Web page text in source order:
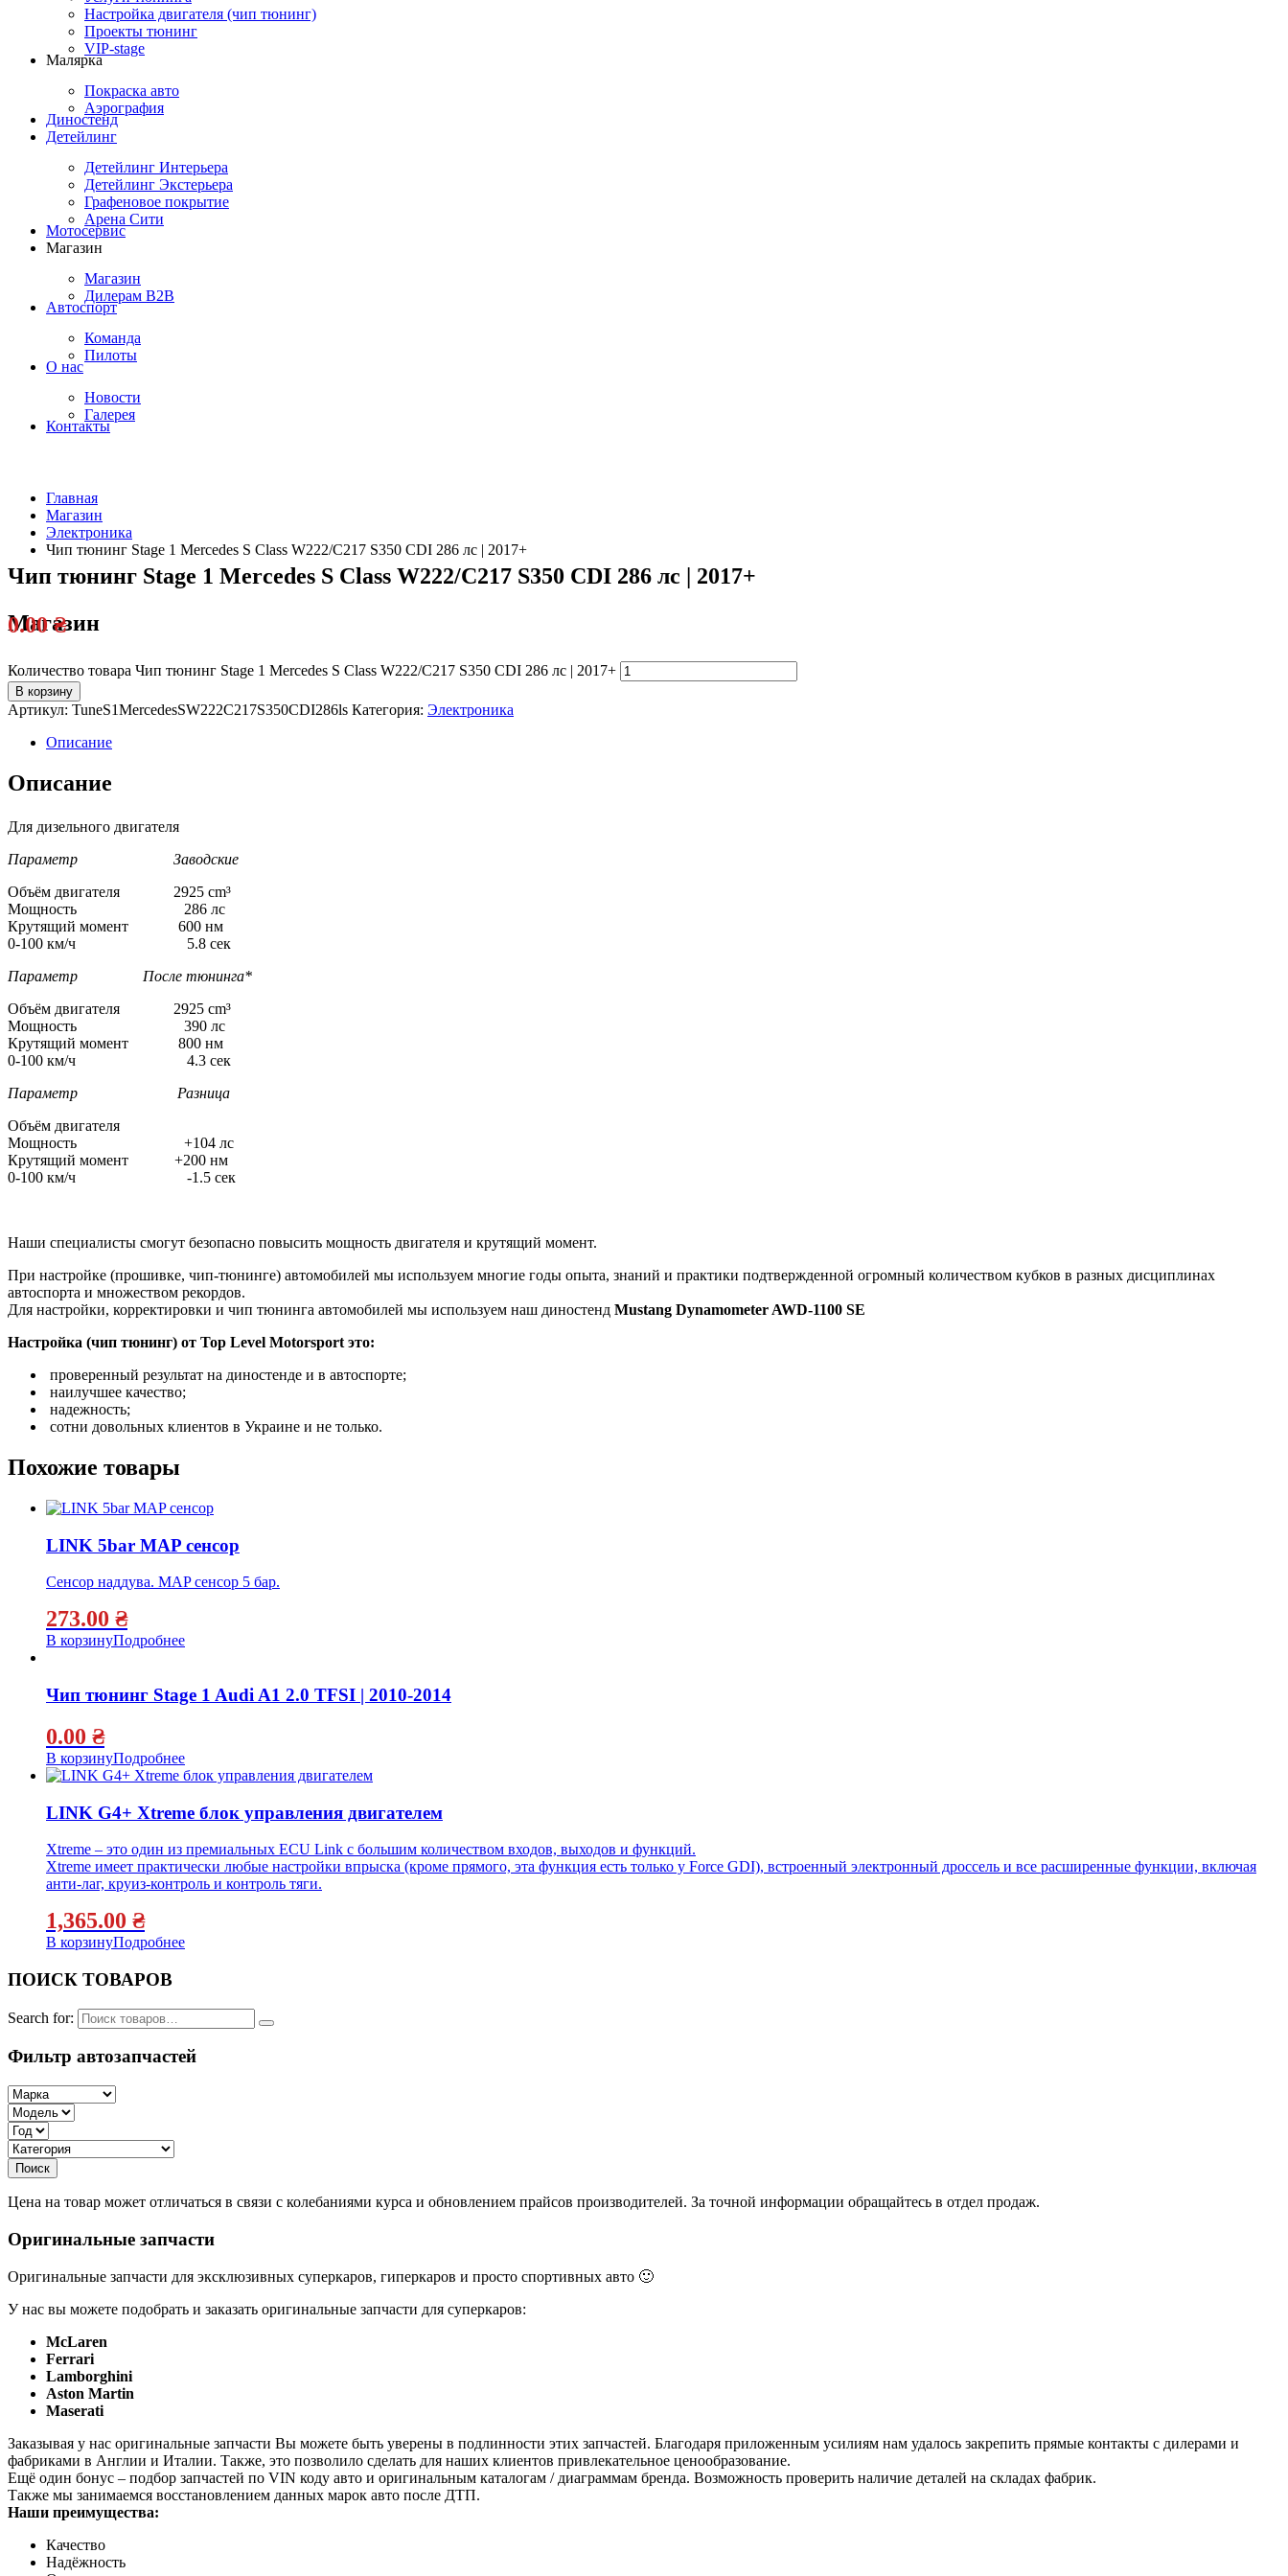
Настройка двигателя (чип тюнинг)
Проекты тюнинг
VIP-stage
Малярка
Покраска авто
Аэрография
Диностенд
Детейлинг
Детейлинг Интерьера
Детейлинг Экстерьера
Графеновое покрытие
Арена Сити
Мотосервис
Магазин
Магазин
Дилерам B2B
Автоспорт
Команда
Пилоты
О нас
Новости
Галерея
Контакты
Главная
Магазин
Электроника
Чип тюнинг Stage 1 Mercedes S Class W222/C217 S350 CDI 286 лс | 2017+
Магазин
Чип тюнинг Stage 1 Mercedes S Class W222/C217 S350 CDI 286 лс | 2017+
0.00₴
Количество товара Чип тюнинг Stage 1 Mercedes S Class W222/C217 S350 CDI 286 лс | 2017+
В корзину
Артикул: TuneS1MercedesSW222C217S350CDI286ls Категория: Электроника
Описание
Описание
Для дизельного двигателя
Параметр Заводские
Объём двигателя 2925 cm³
Мощность 286 лс
Крутящий момент 600 нм
0-100 км/ч 5.8 сек
Параметр После тюнинга*
Объём двигателя 2925 cm³
Мощность 390 лс
Крутящий момент 800 нм
0-100 км/ч 4.3 сек
Параметр Разница
Объём двигателя
Мощность +104 лс
Крутящий момент +200 нм
0-100 км/ч -1.5 сек
Наши специалисты смогут безопасно повысить мощность двигателя и крутящий момент.
При настройке (прошивке, чип-тюнинге) автомобилей мы используем многие годы опыта, знаний и практики подтвержденной огромный количеством кубков в разных дисциплинах
автоспорта и множеством рекордов.
Для настройки, корректировки и чип тюнинга автомобилей мы используем наш диностенд Mustang Dynamometer AWD-1100 SE
Настройка (чип тюнинг) от Top Level Motorsport это:
проверенный результат на диностенде и в автоспорте;
наилучшее качество;
надежность;
сотни довольных клиентов в Украине и не только.
Похожие товары
LINK 5bar MAP сенсор
Сенсор наддува. MAP сенсор 5 бар.
273.00 ₴
В корзинуПодробнее
Чип тюнинг Stage 1 Audi A1 2.0 TFSI | 2010-2014
0.00 ₴
В корзинуПодробнее
LINK G4+ Xtreme блок управления двигателем
Xtreme – это один из премиальных ECU Link с большим количеством входов, выходов и функций.
Xtreme имеет практически любые настройки впрыска (кроме прямого, эта функция есть только у Force GDI), встроенный электронный дроссель и все расширенные функции, включая
анти-лаг, круиз-контроль и контроль тяги.
1,365.00 ₴
В корзинуПодробнее
ПОИСК ТОВАРОВ
Search for:
Фильтр автозапчастей
Цена на товар может отличаться в связи с колебаниями курса и обновлением прайсов производителей. За точной информации обращайтесь в отдел продаж.
Оригинальные запчасти
Оригинальные запчасти для эксклюзивных суперкаров, гиперкаров и просто спортивных авто 🙂
У нас вы можете подобрать и заказать оригинальные запчасти для суперкаров:
McLaren
Ferrari
Lamborghini
Aston Martin
Maserati
Заказывая у нас оригинальные запчасти Вы можете быть уверены в подлинности этих запчастей. Благодаря приложенным усилиям нам удалось закрепить прямые контакты с дилерами и
фабриками в Англии и Италии. Также, это позволило сделать для наших клиентов привлекательное ценообразование.
Ещё один бонус – подбор запчастей по VIN коду авто и оригинальным каталогам / диаграммам бренда. Возможность проверить наличие деталей на складах фабрик.
Также мы занимаемся восстановлением данных марок авто после ДТП.
Наши преимущества:
Качество
Надёжность